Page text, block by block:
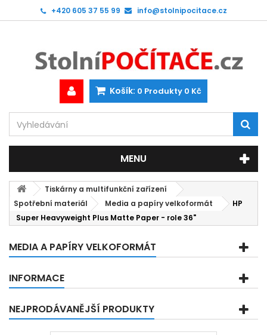
+420 605 37 55 99 info@stolnipocitace.cz
Košík: 0 Produkty 0 Kč
MENU
Tiskárny a multifunkční zařízení
Spotřební materiál
Media a papíry velkoformát
HP
Super Heavyweight Plus Matte Paper - role 36"
MEDIA A PAPÍRY VELKOFORMÁT
INFORMACE
NEJPRODÁVANĚJŠÍ PRODUKTY